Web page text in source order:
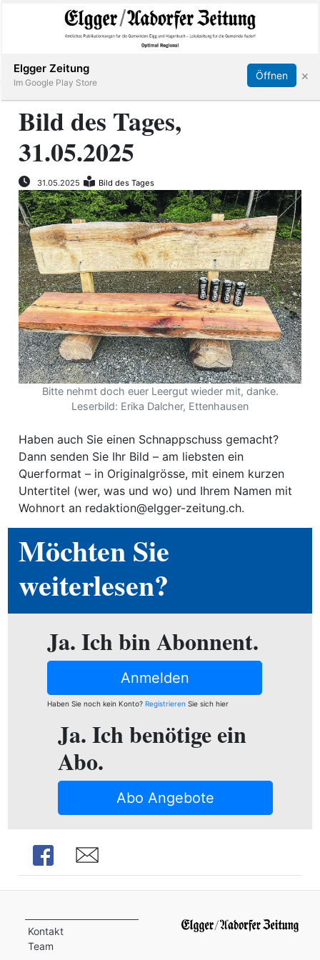
Elgg
Aadorf
Hagenbuch
E-
Paper
App
Region
Abonnieren Online Anmelden Anmelden
Bild des Tages,
31.05.2025
31.05.2025 Bild des Tages
Bitte nehmt doch euer Leergut wieder mit, danke.
Leserbild: Erika Dalcher, Ettenhausen
Haben auch Sie einen Schnappschuss gemacht?
Dann senden Sie Ihr Bild – am liebsten ein
Querformat – in Originalgrösse, mit einem kurzen
Untertitel (wer, was und wo) und Ihrem Namen mit
Wohnort an redaktion@elgger-zeitung.ch.
Möchten Sie
weiterlesen?
Ja. Ich bin Abonnent.
Anmelden
Haben Sie noch kein Konto? RegistrierenSie sich hier
Ja. Ich benötige ein
Abo.
Abo Angebote
Share Share
Kontakt
Team
Elgger Zeitung
Im Google Play Store
Öffnen ×